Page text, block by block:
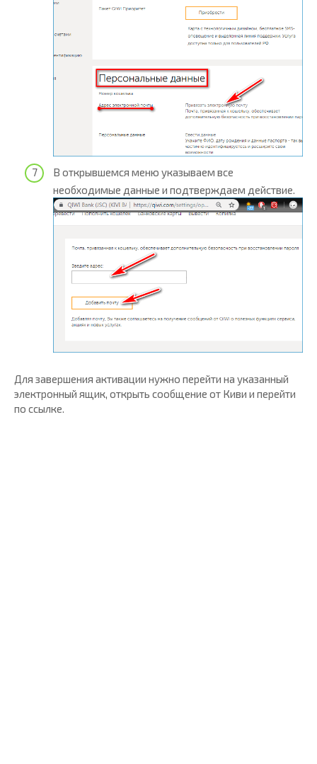
В открывшемся меню указываем все
необходимые данные и подтверждаем действие.
Для завершения активации нужно перейти на указанный
электронный ящик, открыть сообщение от Киви и перейти
по ссылке.